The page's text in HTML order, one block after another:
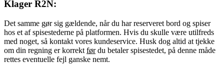
Klager R2N:
Det samme gør sig gældende, når du har reserveret bord og spiser
hos et af spisestederne på platformen. Hvis du skulle være utilfreds
med noget, så kontakt vores kundeservice. Husk dog altid at tjekke
om din regning er korrekt førdu betaler spisestedet, på denne måde
rettes eventuelle fejl ganske nemt.